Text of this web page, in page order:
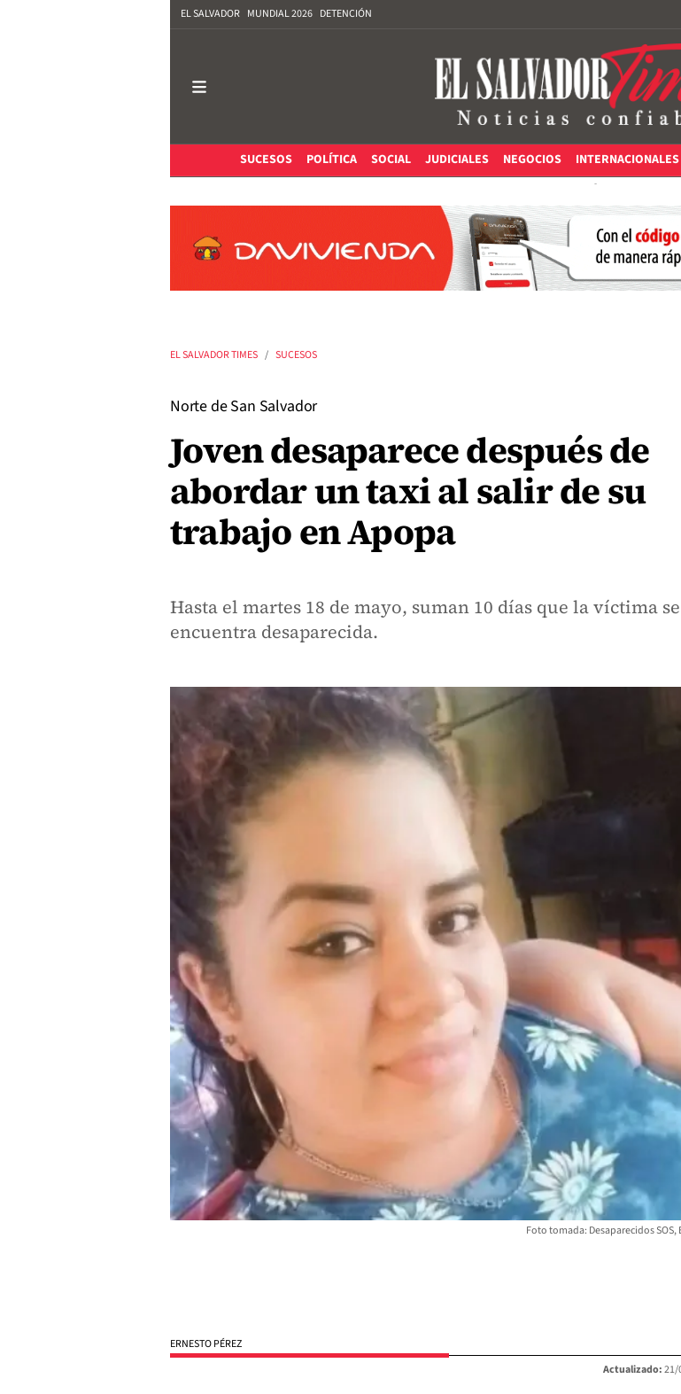
EL SALVADOR MUNDIAL 2026 DETENCIÓN
SUCESOS
POLÍTICA SOCIAL JUDICIALES NEGOCIOS INTERNACIONALES
EL SALVADOR TIMES SUCESOS
Norte de San Salvador
Joven desaparece después de
abordar un taxi al salir de su
trabajo en Apopa
Hasta el martes 18 de mayo, suman 10 días que la víctima se
encuentra desaparecida.
Foto tomada: Desaparecidos SOS,
ERNESTO PÉREZ
Actualizado:21/